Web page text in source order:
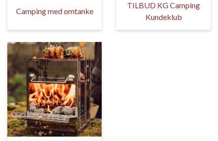
Camping med omtanke
TILBUD KG Camping
Kundeklub